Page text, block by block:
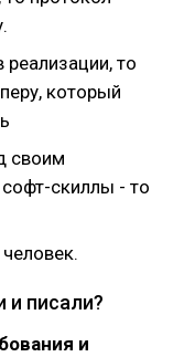
реализации, то
который
своим
скиллы - то
и писали?
и